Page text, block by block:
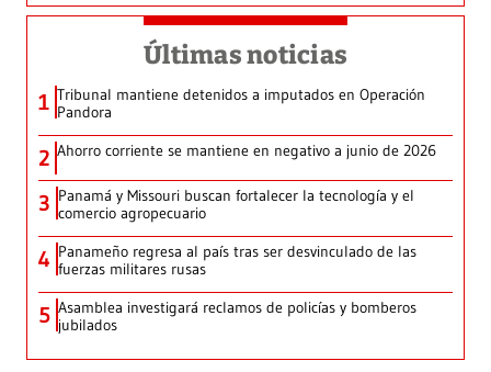
Últimas noticias
1 Tribunal mantiene detenidos a imputados en Operación
Pandora
2 Ahorro corriente se mantiene en negativo a junio de 2026
3 Panamá y Missouri buscan fortalecer la tecnología y el
comercio agropecuario
4 Panameño regresa al país tras ser desvinculado de las
fuerzas militares rusas
5 Asamblea investigará reclamos de policías y bomberos
jubilados